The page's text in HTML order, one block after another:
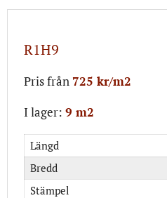
R1H9
Pris från 725 kr/m2
I lager: 9 m2
Längd
Bredd
Stämpel